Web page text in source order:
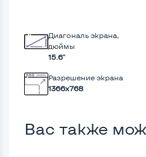
Диагональ экрана,
дюймы
15.6"
Разрешение экрана
1366x768
Вас также